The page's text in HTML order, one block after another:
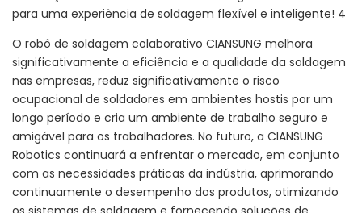
O robô de soldagem colaborativo CIANSUNG melhora
significativamente a eficiência e a qualidade da soldagem
nas empresas, reduz significativamente o risco
ocupacional de soldadores em ambientes hostis por um
longo período e cria um ambiente de trabalho seguro e
amigável para os trabalhadores. No futuro, a CIANSUNG
Robotics continuará a enfrentar o mercado, em conjunto
com as necessidades práticas da indústria, aprimorando
continuamente o desempenho dos produtos, otimizando